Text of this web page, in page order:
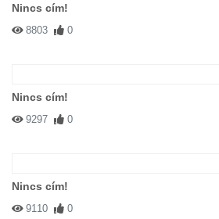
Nincs cím!
8803 0
Nincs cím!
9297 0
Nincs cím!
9110 0